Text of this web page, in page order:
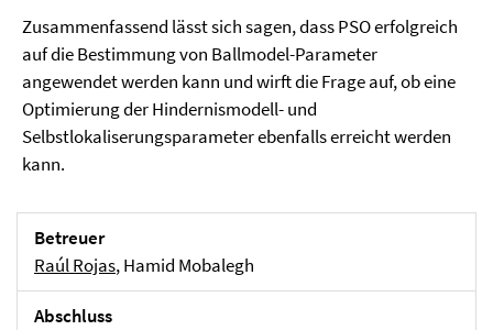
Zusammenfassend lässt sich sagen, dass PSO erfolgreich
auf die Bestimmung von Ballmodel-Parameter
angewendet werden kann und wirft die Frage auf, ob eine
Optimierung der Hindernismodell- und
Selbstlokaliserungsparameter ebenfalls erreicht werden
kann.
Betreuer
Raúl Rojas, Hamid Mobalegh
Abschluss